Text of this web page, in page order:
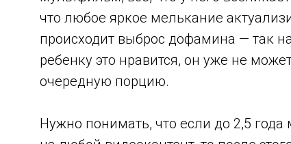
что любое яркое мелькание
происходит выброс дофамина — так
ребенку это нравится, он уже не
очередную порцию.
Нужно понимать, что если до 2,5